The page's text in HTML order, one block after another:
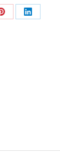
Share
Share